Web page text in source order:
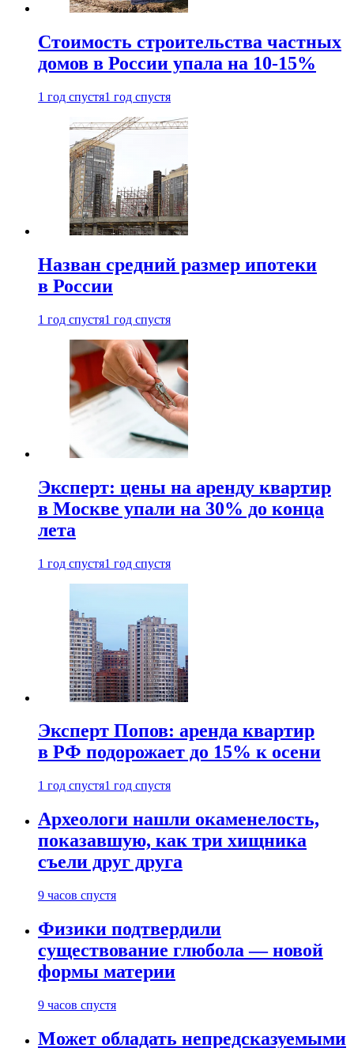
Стоимость строительства частных
домов в России упала на 10-15%
1 год спустя1 год спустя
Назван средний размер ипотеки
в России
1 год спустя1 год спустя
Эксперт: цены на аренду квартир
в Москве упали на 30% до конца
лета
1 год спустя1 год спустя
Эксперт Попов: аренда квартир
в РФ подорожает до 15% к осени
1 год спустя1 год спустя
Археологи нашли окаменелость,
показавшую, как три хищника
съели друг друга
9 часов спустя
Физики подтвердили
существование глюбола — новой
формы материи
9 часов спустя
Может обладать непредсказуемыми